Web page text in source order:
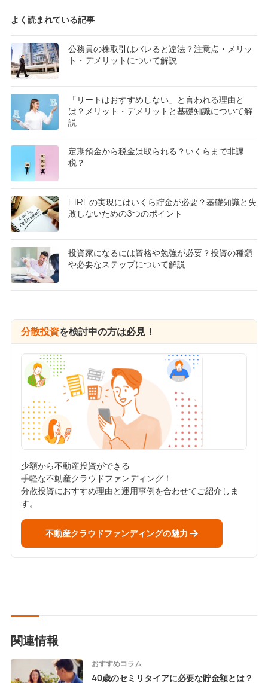
よく読まれている記事
公務員の株取引はバレると違法？注意点・メリッ
ト・デメリットについて解説
「リートはおすすめしない」と言われる理由と
は？メリット・デメリットと基礎知識について解
説
定期預金から税金は取られる？いくらまで非課
税？
FIREの実現にはいくら貯金が必要？基礎知識と失
敗しないための3つのポイント
投資家になるには資格や勉強が必要？投資の種類
や必要なステップについて解説
分散投資を検討中の方は必見！
少額から不動産投資ができる
手軽な不動産クラウドファンディング！
分散投資におすすめ理由と運用事例を合わせてご紹介しま
す。
不動産クラウドファンディングの魅力
関連情報
おすすめコラム
40歳のセミリタイアに必要な貯金額とは？